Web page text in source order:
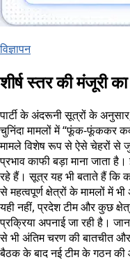
विज्ञापन
शीर्ष स्तर की मंजूरी
पार्टी के अंदरूनी सूत्रों के
चुनिंदा मामलों में “फूंक-फूंककर
मामले विशेष रूप से ऐसे चेहरों से
प्रभाव काफी बड़ा माना जाता
रहे हैं। सूत्र यह भी बताते हैं कि
से महत्वपूर्ण क्षेत्रों के मामलों में
यही नहीं, प्रदेश टीम और कुछ
प्रक्रिया अपनाई जा रही है।
से भी अंतिम चरण की बातचीत
बैठक के बाद नई टीम के गठन की